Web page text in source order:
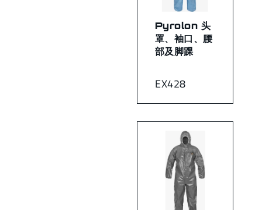
EX428
Pyrolon 头
罩、袖口、腰
部及脚踝